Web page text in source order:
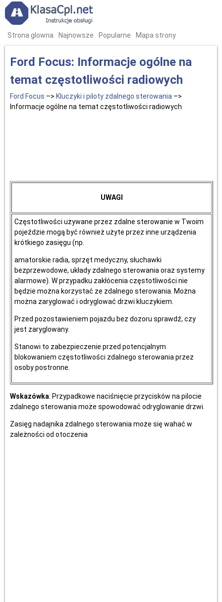
Strona glowna Najnowsze Popularne Mapa strony
Ford Focus: Informacje ogólne na
temat częstotliwości radiowych
Ford Focus –> Kluczyki i piloty zdalnego sterowania –>
Informacje ogólne na temat częstotliwości radiowych
UWAGI
Częstotliwości używane przez zdalne sterowanie w Twoim
pojeździe mogą być również użyte przez inne urządzenia
krótkiego zasięgu (np.
amatorskie radia, sprzęt medyczny, słuchawki
bezprzewodowe, układy zdalnego sterowania oraz systemy
alarmowe). W przypadku zakłócenia częstotliwości nie
będzie można korzystać ze zdalnego sterowania. Można
można zaryglować i odryglować drzwi kluczykiem.
Przed pozostawieniem pojazdu bez dozoru sprawdź, czy
jest zaryglowany.
Stanowi to zabezpieczenie przed potencjalnym
blokowaniem częstotliwości zdalnego sterowania przez
osoby postronne.
Wskazówka: Przypadkowe naciśnięcie przycisków na pilocie
zdalnego sterowania może spowodować odryglowanie drzwi.
Zasięg nadajnika zdalnego sterowania może się wahać w
zależności od otoczenia